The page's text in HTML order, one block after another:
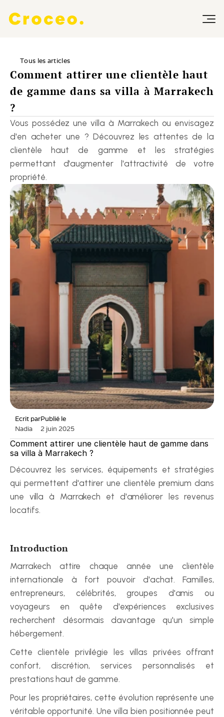
Tous les articles
Comment attirer une clientèle haut
de gamme dans sa villa à Marrakech
?
Vous possédez une villa à Marrakech ou envisagez
d'en acheter une ? Découvrez les attentes de la
clientèle haut de gamme et les stratégies
permettant d'augmenter l'attractivité de votre
propriété.
Ecrit par
Nadia
Publié le
2 juin 2025
Comment attirer une clientèle haut de gamme dans
sa villa à Marrakech ?
Découvrez les services, équipements et stratégies
qui permettent d'attirer une clientèle premium dans
une villa à Marrakech et d'améliorer les revenus
locatifs.
Introduction
Marrakech attire chaque année une clientèle
internationale à fort pouvoir d'achat. Familles,
entrepreneurs, célébrités, groupes d'amis ou
voyageurs en quête d'expériences exclusives
recherchent désormais davantage qu'un simple
hébergement.
Cette clientèle privilégie les villas privées offrant
confort, discrétion, services personnalisés et
prestations haut de gamme.
Pour les propriétaires, cette évolution représente une
véritable opportunité. Une villa bien positionnée peut